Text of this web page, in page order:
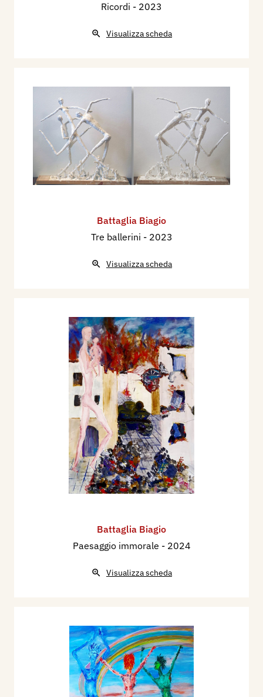
Ricordi - 2023
Visualizza scheda
Battaglia Biagio
Tre ballerini - 2023
Visualizza scheda
Battaglia Biagio
Paesaggio immorale - 2024
Visualizza scheda